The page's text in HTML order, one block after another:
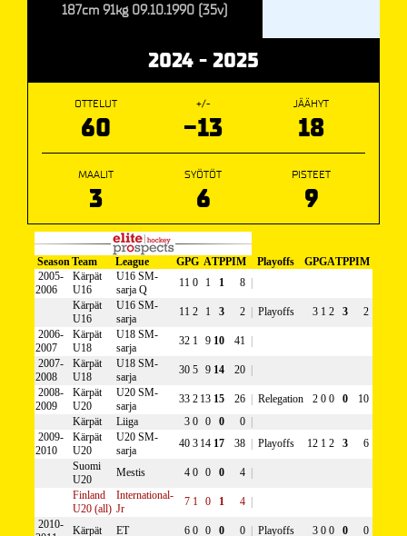
187cm 91kg 09.10.1990 (35v)
2024 - 2025
OTTELUT
60
+/-
-13
JÄÄHYT
18
MAALIT
3
SYÖTÖT
6
PISTEET
9